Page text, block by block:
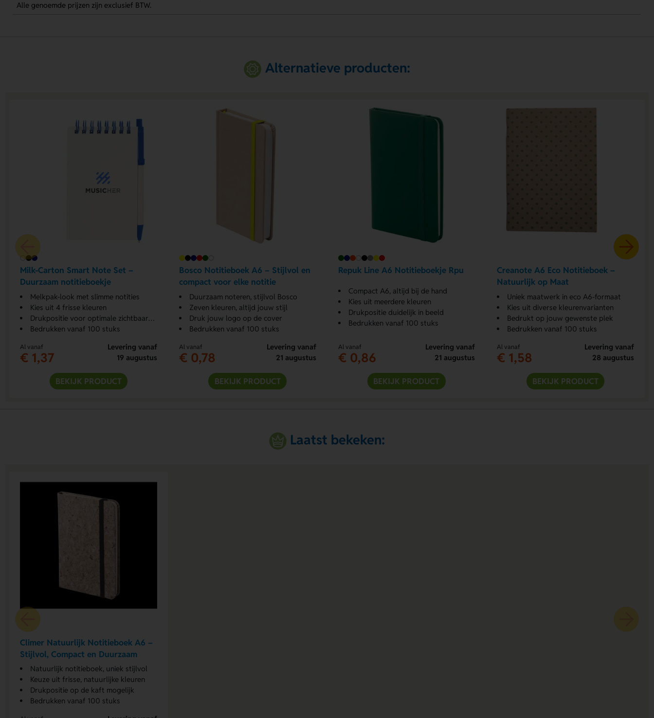
Alle genoemde prijzen zijn exclusief BTW.
Alternatieve producten:
Milk-Carton Smart Note Set –
Duurzaam notitieboekje
Melkpak-look met slimme notities
Kies uit 4 frisse kleuren
Drukpositie voor optimale zichtbaarheid
Bedrukken vanaf 100 stuks
Al vanaf
€ 1,37
Levering vanaf
19 augustus
BEKIJK PRODUCT
Bosco Notitieboek A6 – Stijlvol en
compact voor elke notitie
Duurzaam noteren, stijlvol Bosco
Zeven kleuren, altijd jouw stijl
Druk jouw logo op de cover
Bedrukken vanaf 100 stuks
Al vanaf
€ 0,78
Levering vanaf
21 augustus
BEKIJK PRODUCT
Repuk Line A6 Notitieboekje Rpu
Compact A6, altijd bij de hand
Kies uit meerdere kleuren
Drukpositie duidelijk in beeld
Bedrukken vanaf 100 stuks
Al vanaf
€ 0,86
Levering vanaf
21 augustus
BEKIJK PRODUCT
Creanote A6 Eco Notitieboek –
Natuurlijk op Maat
Uniek maatwerk in eco A6-formaat
Kies uit diverse kleurenvarianten
Bedrukt op jouw gewenste plek
Bedrukken vanaf 100 stuks
Al vanaf
€ 1,58
Levering vanaf
28 augustus
BEKIJK PRODUCT
Laatst bekeken:
Climer Natuurlijk Notitieboek A6 –
Stijlvol, Compact en Duurzaam
Natuurlijk notitieboek, uniek stijlvol
Keuze uit frisse, natuurlijke kleuren
Drukpositie op de kaft mogelijk
Bedrukken vanaf 100 stuks